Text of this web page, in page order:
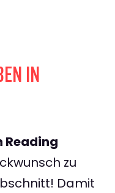
IN
Reading
zu
Damit